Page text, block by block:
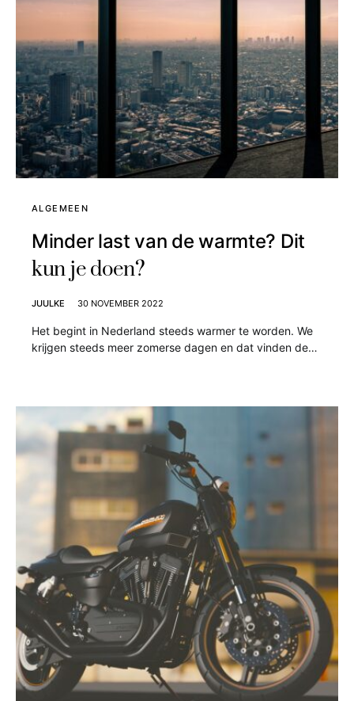
ALGEMEEN
Minder last van de warmte? Dit
kun je doen?
JUULKE 30 NOVEMBER 2022
Het begint in Nederland steeds warmer te worden. We
krijgen steeds meer zomerse dagen en dat vinden de…